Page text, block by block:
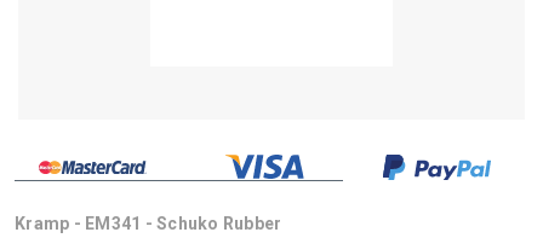
Kramp - EM341 - Schuko Rubber